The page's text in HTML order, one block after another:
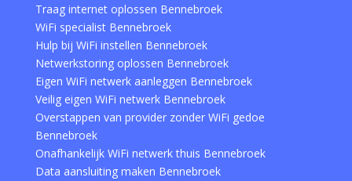
Traag internet oplossen Bennebroek
WiFi specialist Bennebroek
Hulp bij WiFi instellen Bennebroek
Netwerkstoring oplossen Bennebroek
Eigen WiFi netwerk aanleggen Bennebroek
Veilig eigen WiFi netwerk Bennebroek
Overstappen van provider zonder WiFi gedoe
Bennebroek
Onafhankelijk WiFi netwerk thuis Bennebroek
Data aansluiting maken Bennebroek